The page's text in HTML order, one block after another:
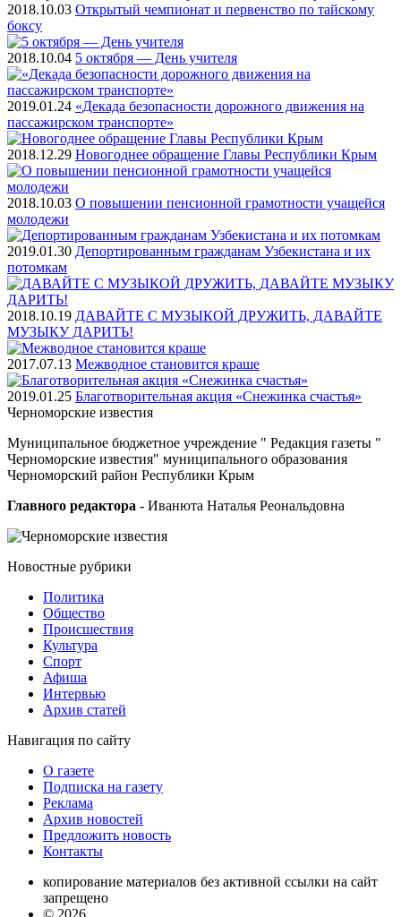
2018.10.03 Открытый чемпионат и первенство по тайскому
боксу
2018.10.04 5 октября — День учителя
2019.01.24 «Декада безопасности дорожного движения на
пассажирском транспорте»
2018.12.29 Новогоднее обращение Главы Республики Крым
2018.10.03 О повышении пенсионной грамотности учащейся
молодежи
2019.01.30 Депортированным гражданам Узбекистана и их
потомкам
2018.10.19 ДАВАЙТЕ С МУЗЫКОЙ ДРУЖИТЬ, ДАВАЙТЕ
МУЗЫКУ ДАРИТЬ!
2017.07.13 Межводное становится краше
2019.01.25 Благотворительная акция «Снежинка счастья»
Черноморские известия
Муниципальное бюджетное учреждение " Редакция газеты "
Черноморские известия" муниципального образования
Черноморский район Республики Крым
Главного редактора - Иванюта Наталья Реональдовна
Новостные рубрики
Политика
Общество
Проиcшествия
Культура
Спорт
Афиша
Интервью
Архив статей
Навигация по сайту
О газете
Подписка на газету
Реклама
Архив новостей
Предложить новость
Контакты
копирование материалов без активной ссылки на сайт
запрещено
© 2026